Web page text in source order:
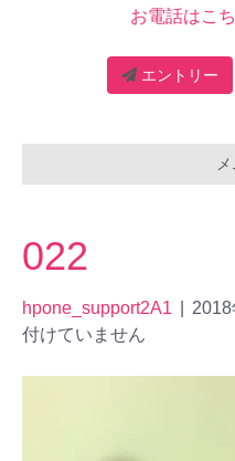
お電話はこ
エントリー
022
hpone_support2A1 2018
付けていません